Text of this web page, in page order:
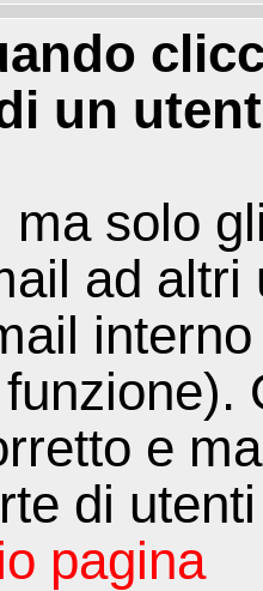
un
ma solo
ad
e
di
pagina